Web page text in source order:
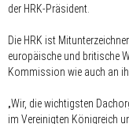
der HRK-Präsident.
Die HRK ist
europäische und britische
Kommission wie auch an
„Wir, die wichtigsten
im Vereinigten Königreich